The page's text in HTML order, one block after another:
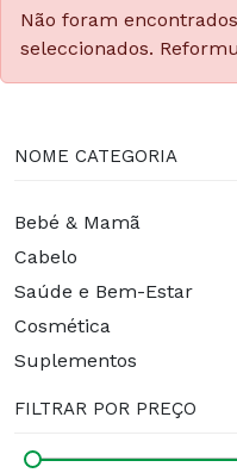
Não foram
seleccionados.
NOME CATEGORIA
Bebé & Mamã
Cabelo
Saúde e Bem-Estar
Cosmética
Suplementos
FILTRAR POR PREÇO